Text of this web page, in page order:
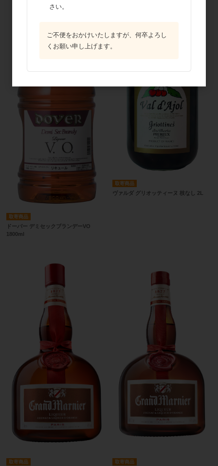
取寄商品
ドーバー デミセックブランデーVO
1800ml
取寄商品
ヴァルダ グリオッティーヌ 枝なし 2L
取寄商品 取寄商品
さい。
ご不便をおかけいたしますが、何卒よろし
くお願い申し上げます。